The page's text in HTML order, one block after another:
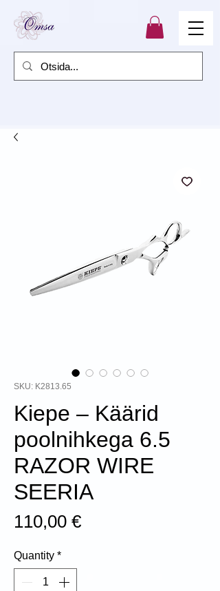
SKU: K2813.65
Kiepe – Käärid
poolnihkega 6.5
RAZOR WIRE
SEERIA
110,00 €Price
Quantity *